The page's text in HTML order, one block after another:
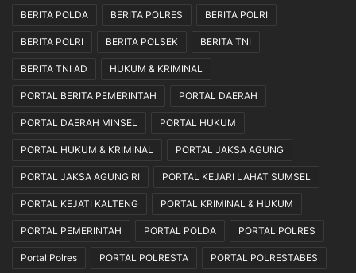
BERITA POLDA BERITA POLRES BERITA POLRI
BERITA POLRI BERITA POLSEK BERITA TNI
BERITA TNI AD HUKUM & KRIMINAL
PORTAL BERITA PEMERINTAH PORTAL DAERAH
PORTAL DAERAH MINSEL PORTAL HUKUM
PORTAL HUKUM & KRIMINAL PORTAL JAKSA AGUNG
PORTAL JAKSA AGUNG RI PORTAL KEJARI LAHAT SUMSEL
PORTAL KEJATI KALTENG PORTAL KRIMINAL & HUKUM
PORTAL PEMERINTAH PORTAL POLDA PORTAL POLRES
Portal Polres PORTAL POLRESTA PORTAL POLRESTABES